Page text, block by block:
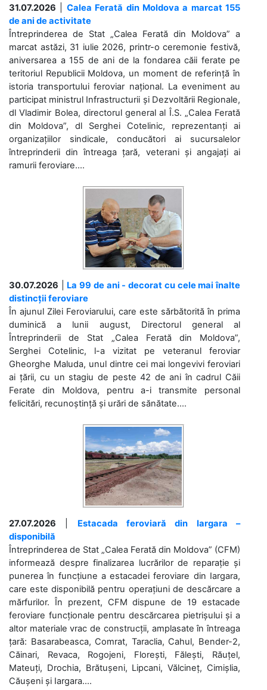
31.07.2026
Calea Ferată din Moldova a marcat 155
de ani de activitate
Întreprinderea de Stat „Calea Ferată din Moldova” a
marcat astăzi, 31 iulie 2026, printr-o ceremonie festivă,
aniversarea a 155 de ani de la fondarea căii ferate pe
teritoriul Republicii Moldova, un moment de referință în
istoria transportului feroviar național. La eveniment au
participat ministrul Infrastructurii și Dezvoltării Regionale,
dl Vladimir Bolea, directorul general al Î.S. „Calea Ferată
din Moldova”, dl Serghei Cotelinic, reprezentanți ai
organizațiilor sindicale, conducători ai sucursalelor
întreprinderii din întreaga țară, veterani și angajați ai
ramurii feroviare....
30.07.2026
La 99 de ani - decorat cu cele mai înalte
distincții feroviare
În ajunul Zilei Feroviarului, care este sărbătorită în prima
duminică a lunii august, Directorul general al
Întreprinderii de Stat „Calea Ferată din Moldova”,
Serghei Cotelinic, l-a vizitat pe veteranul feroviar
Gheorghe Maluda, unul dintre cei mai longevivi feroviari
ai țării, cu un stagiu de peste 42 de ani în cadrul Căii
Ferate din Moldova, pentru a-i transmite personal
felicitări, recunoștință și urări de sănătate....
27.07.2026
Estacada feroviară din Iargara –
disponibilă
Întreprinderea de Stat „Calea Ferată din Moldova” (CFM)
informează despre finalizarea lucrărilor de reparație și
punerea în funcțiune a estacadei feroviare din Iargara,
care este disponibilă pentru operațiuni de descărcare a
mărfurilor. În prezent, CFM dispune de 19 estacade
feroviare funcționale pentru descărcarea pietrișului și a
altor materiale vrac de construcții, amplasate în întreaga
țară: Basarabeasca, Comrat, Taraclia, Cahul, Bender-2,
Căinari, Revaca, Rogojeni, Florești, Fălești, Răuțel,
Mateuți, Drochia, Brătușeni, Lipcani, Vălcineț, Cimișlia,
Căușeni și Iargara....